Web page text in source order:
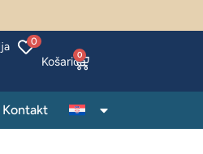
0
0
Kontakt